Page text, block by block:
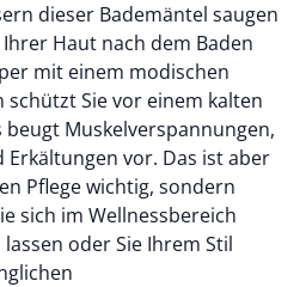
dieser Bademäntel saugen
Haut nach dem Baden
mit einem modischen
schützt Sie vor einem kalten
beugt Muskelverspannungen,
vor. Das ist aber
Pflege wichtig, sondern
sich im Wellnessbereich
oder Sie Ihrem Stil